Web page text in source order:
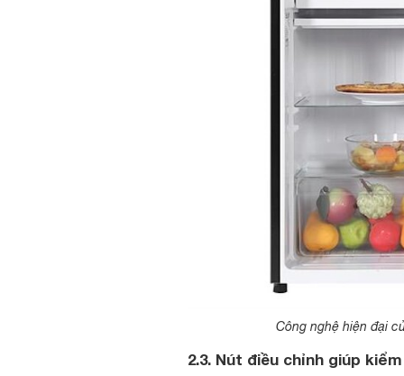
Công nghệ hiện đại
2.3. Nút điều chỉnh giúp